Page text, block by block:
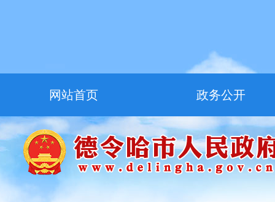
网站首页 政务公开
走进德令哈 友情链接